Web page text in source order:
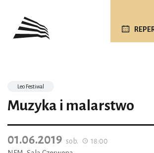
Leo Festiwal
Muzyka i malarstwo
01.06.2019 sob.
18:00